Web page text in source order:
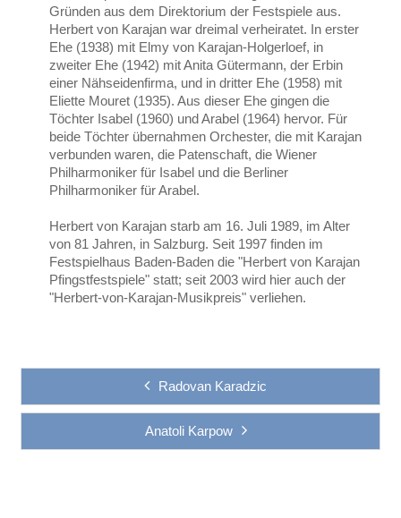
Gründen aus dem Direktorium der Festspiele aus.
Herbert von Karajan war dreimal verheiratet. In erster
Ehe (1938) mit Elmy von Karajan-Holgerloef, in
zweiter Ehe (1942) mit Anita Gütermann, der Erbin
einer Nähseidenfirma, und in dritter Ehe (1958) mit
Eliette Mouret (1935). Aus dieser Ehe gingen die
Töchter Isabel (1960) und Arabel (1964) hervor. Für
beide Töchter übernahmen Orchester, die mit Karajan
verbunden waren, die Patenschaft, die Wiener
Philharmoniker für Isabel und die Berliner
Philharmoniker für Arabel.
Herbert von Karajan starb am 16. Juli 1989, im Alter
von 81 Jahren, in Salzburg. Seit 1997 finden im
Festspielhaus Baden-Baden die "Herbert von Karajan
Pfingstfestspiele" statt; seit 2003 wird hier auch der
"Herbert-von-Karajan-Musikpreis" verliehen.
Radovan Karadzic
Anatoli Karpow